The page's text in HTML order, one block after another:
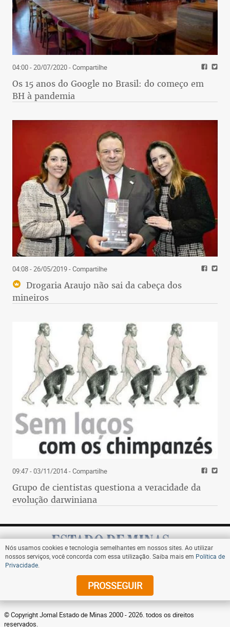
04:00 - 20/07/2020- Compartilhe
Os 15 anos do Google no Brasil: do começo em
BH à pandemia
04:08 - 26/05/2019- Compartilhe
Drogaria Araujo não sai da cabeça dos
mineiros
09:47 - 03/11/2014- Compartilhe
Grupo de cientistas questiona a veracidade da
evolução darwiniana
Assine
© Copyright Jornal Estado de Minas 2000 - 2026. todos os direitos
reservados.
Nós usamos cookies e tecnologia semelhantes em nossos sites. Ao utilizar
nossos serviços, você concorda com essa utilização. Saiba mais em Política de
Privacidade
PROSSEGUIR